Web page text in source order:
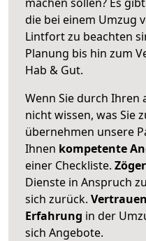
die bei einem Umzug
Lintfort zu beachten
Planung bis hin zum
Hab & Gut.
Wenn Sie durch Ihren
nicht wissen, was Sie
übernehmen unsere
Ihnen kompetente
einer Checkliste.
Dienste in Anspruch
sich zurück.
Erfahrung in der
sich Angebote.